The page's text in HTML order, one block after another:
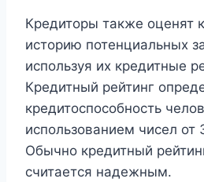
Кредиторы также оценят
историю потенциальных
используя их кредитные
Кредитный рейтинг
кредитоспособность
использованием чисел от
Обычно кредитный
считается надежным.